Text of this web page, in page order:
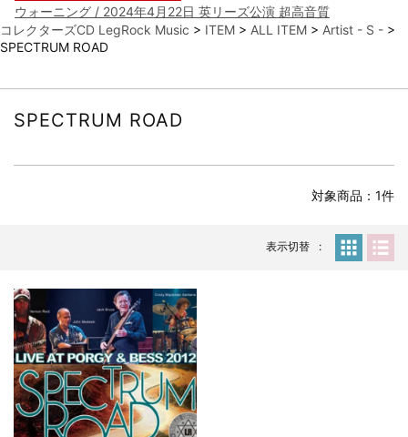
ウォーニング / 2024年4月22日 英リーズ公演 超高音質
IEM+Aud！
*NEW RELEASE (最新約3ヶ月)
収録！
*NEW RELEASE (最新約3ヶ月)
スコーピオンズ / 2024年6月15日 リスボン公演 FHD 完全収録！
マネスキン / 2024年6月9日 ドイツ ROCK AM RING 公演 FHD 完
リアム・ギャラガー / 2024年6月1日 英国シェフィールド公演 完
全収録！
*NEW RELEASE (最新約3ヶ月)
2024.6.9
メガデス / 2023年8月4日 ドイツ W.O.A. 公演 FHD 完全収録！
*NEW RELEASE (最新約3ヶ月)
2024.6.9
ユーライア・ヒープ / 2023年8月3日 ドイツ W.O.A. 公演 FHD 完
全収録！
コレクターズCD LegRock Music > ITEM > ALL ITEM > Artist - S - >
SPECTRUM ROAD
SPECTRUM ROAD
対象商品：1件
表示切替